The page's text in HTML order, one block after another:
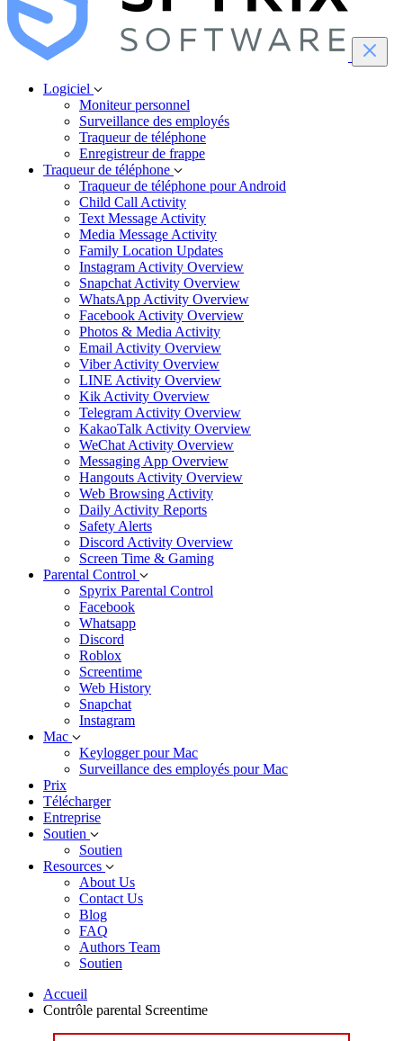
Logiciel
Moniteur personnel
Surveillance des employés
Traqueur de téléphone
Enregistreur de frappe
Traqueur de téléphone
Traqueur de téléphone pour Android
Child Call Activity
Text Message Activity
Media Message Activity
Family Location Updates
Instagram Activity Overview
Snapchat Activity Overview
WhatsApp Activity Overview
Facebook Activity Overview
Photos & Media Activity
Email Activity Overview
Viber Activity Overview
LINE Activity Overview
Kik Activity Overview
Telegram Activity Overview
KakaoTalk Activity Overview
WeChat Activity Overview
Messaging App Overview
Hangouts Activity Overview
Web Browsing Activity
Daily Activity Reports
Safety Alerts
Discord Activity Overview
Screen Time & Gaming
Parental Control
Spyrix Parental Control
Facebook
Whatsapp
Discord
Roblox
Screentime
Web History
Snapchat
Instagram
Mac
Keylogger pour Mac
Surveillance des employés pour Mac
Prix
Télécharger
Entreprise
Soutien
Soutien
Resources
About Us
Contact Us
Blog
FAQ
Authors Team
Soutien
Accueil
Contrôle parental Screentime